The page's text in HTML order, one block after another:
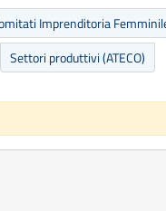
Imprenditoria
Settori produttivi (ATECO)